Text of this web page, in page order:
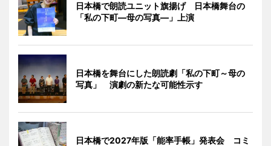
日本橋で朗読ユニット旗揚げ 日本橋舞台の
「私の下町―母の写真―」上演
日本橋を舞台にした朗読劇「私の下町～母の
写真」 演劇の新たな可能性示す
日本橋で2027年版「能率手帳」発表会 コミ